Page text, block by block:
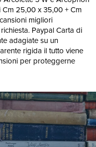
25,00 x 35,00 + Cm
migliori
Paypal Carta di
adagiate su un
rigida il tutto viene
per proteggerne